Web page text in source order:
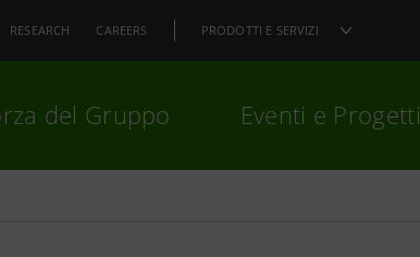
RESEARCH CAREERS PRODOTTI E SERVIZI
del Gruppo Eventi e Progetti